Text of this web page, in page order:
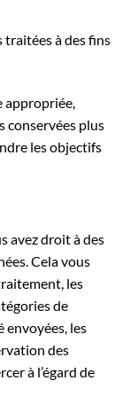
à des fins
appropriée,
conservées plus
les objectifs
avez droit à des
Cela vous
les
de
envoyées, les
des
à l’égard de